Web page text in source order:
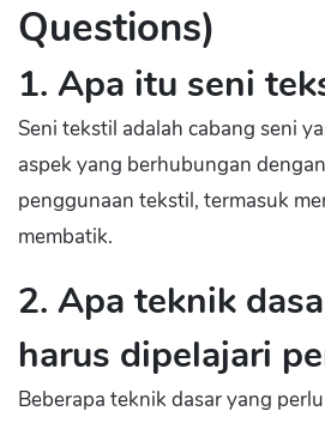
Questions)
1. Apa itu seni
Seni tekstil adalah cabang seni
aspek yang berhubungan
penggunaan tekstil, termasuk
membatik.
2. Apa teknik
harus dipelajari
Beberapa teknik dasar yang